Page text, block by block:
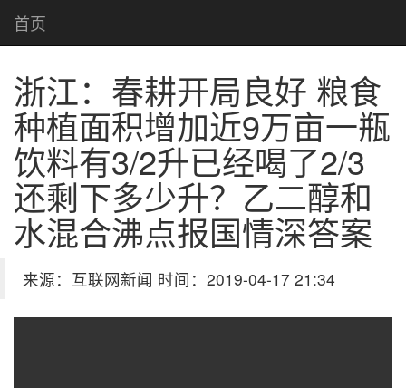
首页
浙江：春耕开局良好 粮食
种植面积增加近9万亩一瓶
饮料有3/2升已经喝了2/3
还剩下多少升？乙二醇和
水混合沸点报国情深答案
来源：互联网新闻 时间：2019-04-17 21:34